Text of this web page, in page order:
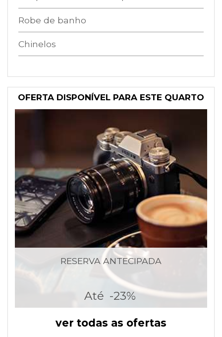
Robe de banho
Chinelos
OFERTA DISPONÍVEL PARA ESTE QUARTO
RESERVA ANTECIPADA
Até -23%
ver todas as ofertas